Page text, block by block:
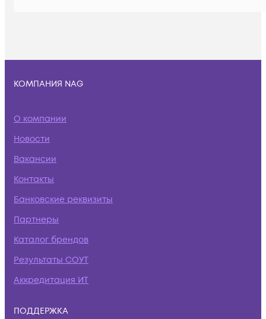
КОМПАНИЯ NAG
О компании
Новости
Вакансии
Контакты
Банковские реквизиты
Партнеры
Каталог брендов
Результаты СОУТ
Аккредитация ИТ
ПОДДЕРЖКА